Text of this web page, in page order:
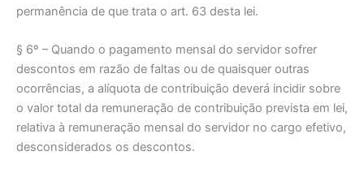
permanência de que trata o art. 63 desta lei.
§ 6º – Quando o pagamento mensal do servidor sofrer
descontos em razão de faltas ou de quaisquer outras
ocorrências, a alíquota de contribuição deverá incidir sobre
o valor total da remuneração de contribuição prevista em lei,
relativa à remuneração mensal do servidor no cargo efetivo,
desconsiderados os descontos.